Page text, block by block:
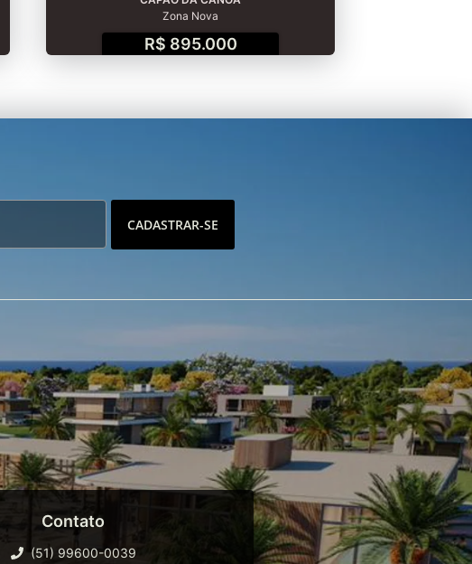
Zona Nova
R$ 895.000
CADASTRAR-SE
Contato
(51) 99600-0039